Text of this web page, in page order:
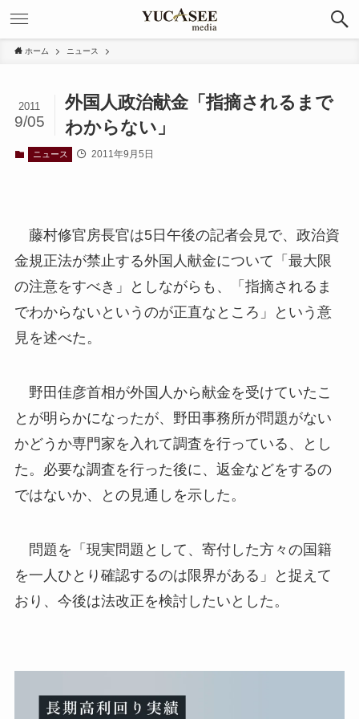
ホーム ニュース
外国人政治献金「指摘されるまで
わからない」
2011
9/05
ニュース 2011年9月5日
藤村修官房長官は5日午後の記者会見で、政治資
金規正法が禁止する外国人献金について「最大限
の注意をすべき」としながらも、「指摘されるま
でわからないというのが正直なところ」という意
見を述べた。
野田佳彦首相が外国人から献金を受けていたこ
とが明らかになったが、野田事務所が問題がない
かどうか専門家を入れて調査を行っている、とし
た。必要な調査を行った後に、返金などをするの
ではないか、との見通しを示した。
問題を「現実問題として、寄付した方々の国籍
を一人ひとり確認するのは限界がある」と捉えて
おり、今後は法改正を検討したいとした。